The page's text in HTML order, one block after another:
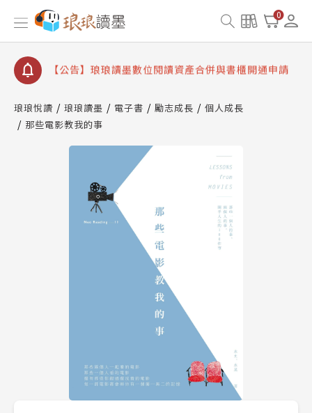
0
【公告】因 Readmoo 讀墨系統維護中，本站同步暫
停部分閱讀服務
【公告】琅琅讀墨數位閱讀資產合併與書櫃開通申請
【公告】琅琅讀墨書櫃開通常見問題
請圖文教學
【公告】琅琅書店服務升級重要說明及資產合併結果
查詢
【公告】因 Readmoo 讀墨系統維護中，本站同步暫
琅琅悅讀 琅琅讀墨 電子書 勵志成長
個人成長
那些電影教我的事